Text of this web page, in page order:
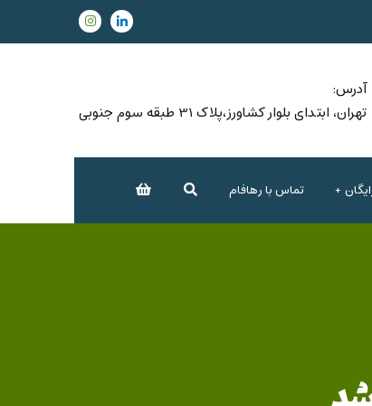
آدرس:
تهران، ابتدای بلوار کشاورز،پلاک 31 طبقه سوم جنوبی
تماس با رهافام